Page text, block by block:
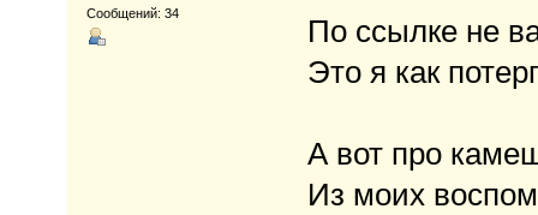
Сообщений: 34
По ссылке не
Это я как
А вот про
Из моих